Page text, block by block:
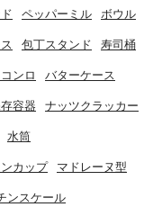
ペッパーミル ボウル
包丁スタンド 寿司桶
ンロ バターケース
容器 ナッツクラッカー
水筒
カップ マドレーヌ型
ンスケール